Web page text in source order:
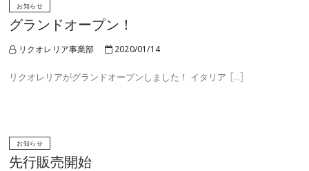
お知らせ
グランドオープン！
リクオレリア事業部 2020/01/14
リクオレリアがグランドオープンしました！ イタリア
お知らせ
先行販売開始